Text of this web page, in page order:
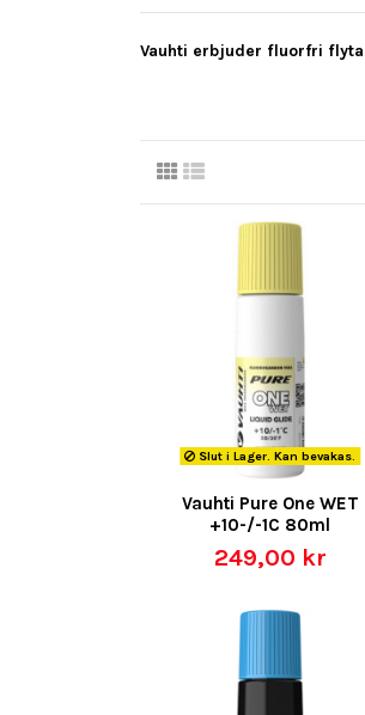
Vauhti erbjuder fluorfri
Slut i Lager. Kan bevakas.
Vauhti Pure One WET
+10-/-1C 80ml
249,00 kr